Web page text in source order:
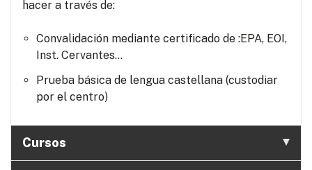
hacer a través de:
Convalidación mediante certificado de :EPA, EOI,
Inst. Cervantes...
Prueba básica de lengua castellana (custodiar
por el centro)
Cursos